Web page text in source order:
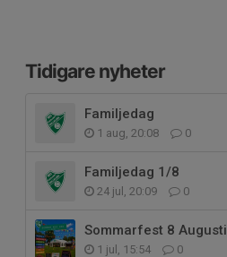
Tidigare nyheter
Familjedag
1 aug, 20:08 0
Familjedag 1/8
24 jul, 20:09 0
Sommarfest 8 Augusti
1 jul, 15:54 0